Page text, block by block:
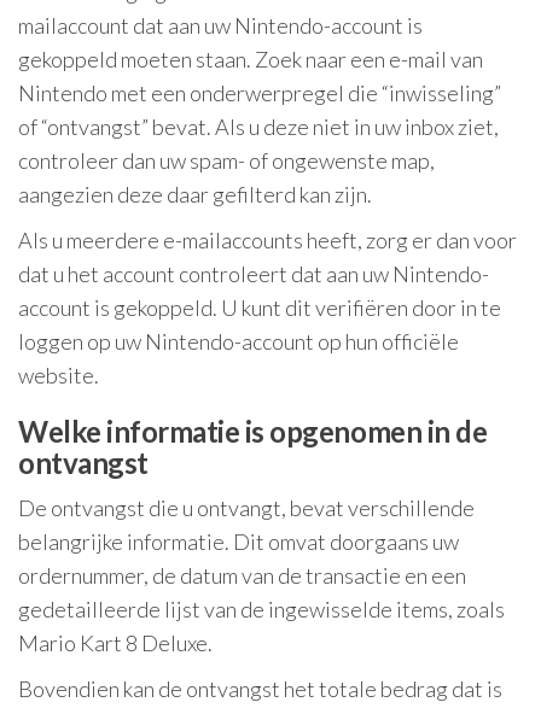
mailaccount dat aan uw Nintendo-account is
gekoppeld moeten staan. Zoek naar een e-mail van
Nintendo met een onderwerpregel die “inwisseling”
of “ontvangst” bevat. Als u deze niet in uw inbox ziet,
controleer dan uw spam- of ongewenste map,
aangezien deze daar gefilterd kan zijn.
Als u meerdere e-mailaccounts heeft, zorg er dan voor
dat u het account controleert dat aan uw Nintendo-
account is gekoppeld. U kunt dit verifiëren door in te
loggen op uw Nintendo-account op hun officiële
website.
Welke informatie is opgenomen in de
ontvangst
De ontvangst die u ontvangt, bevat verschillende
belangrijke informatie. Dit omvat doorgaans uw
ordernummer, de datum van de transactie en een
gedetailleerde lijst van de ingewisselde items, zoals
Mario Kart 8 Deluxe.
Bovendien kan de ontvangst het totale bedrag dat is